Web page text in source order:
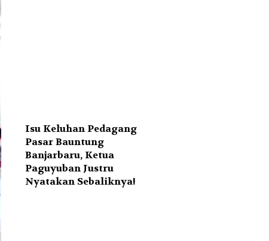
Isu Keluhan Pedagang
Pasar Bauntung
Banjarbaru, Ketua
Paguyuban Justru
Nyatakan Sebaliknya!